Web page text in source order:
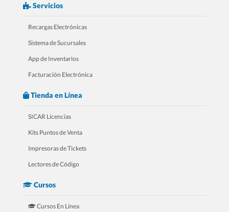
tu FARMACIA
tu FERRETERÍA
Servicios
Recargas Electrónicas
Sistema de Sucursales
App de Inventarios
Facturación Electrónica
Tienda en Línea
SICAR Licencias
Kits Puntos de Venta
Impresoras de Tickets
Lectores de Código
Cursos
Cursos En Línea